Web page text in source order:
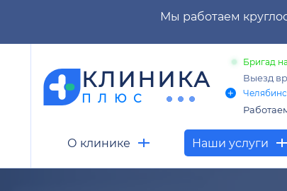
Мы работаем
КЛИНИКА
ПЛЮС
Бригад
Выезд
О клинике Наши услуги